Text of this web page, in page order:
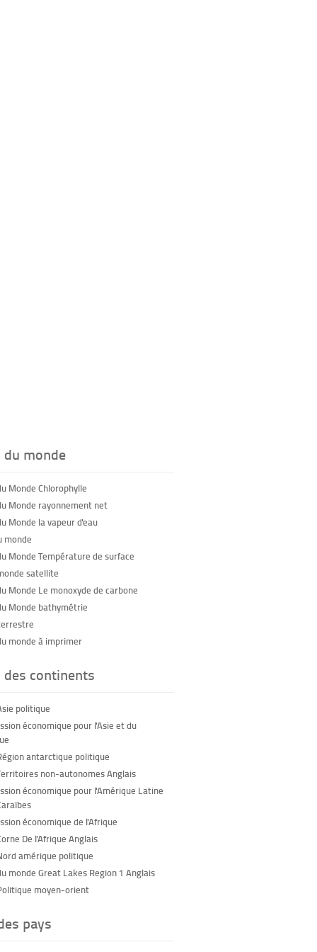
du monde
Monde Chlorophylle
Monde rayonnement net
Monde la vapeur d'eau
monde
Monde Température de surface
satellite
Monde Le monoxyde de carbone
Monde bathymétrie
monde à imprimer
des continents
politique
économique pour l'Asie et du
antarctique politique
non-autonomes Anglais
économique pour l'Amérique Latine
économique de l'Afrique
De l'Afrique Anglais
amérique politique
monde Great Lakes Region 1 Anglais
moyen-orient
pays